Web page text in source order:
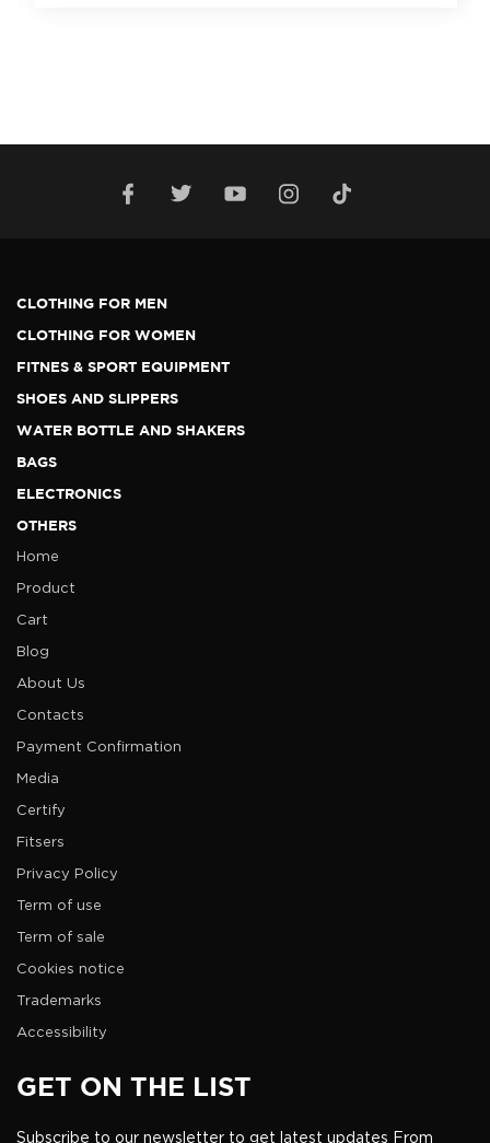
CLOTHING FOR MEN
CLOTHING FOR WOMEN
FITNES & SPORT EQUIPMENT
SHOES AND SLIPPERS
WATER BOTTLE AND SHAKERS
BAGS
ELECTRONICS
OTHERS
Home
Product
Cart
Blog
About Us
Contacts
Payment Confirmation
Media
Certify
Fitsers
Privacy Policy
Term of use
Term of sale
Cookies notice
Trademarks
Accessibility
GET ON THE LIST
Subscribe to our newsletter to get latest updates From